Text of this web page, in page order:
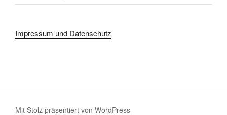
Impressum und Datenschutz
Mit Stolz präsentiert von WordPress